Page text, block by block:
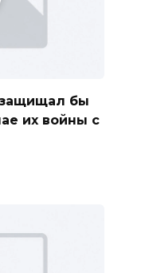
защищал бы
их войны с